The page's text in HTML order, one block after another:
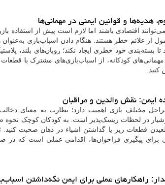
هدیه‌ها و قوانین ایمنی در مهمانی‌ها
اقتصادی باشند اما لازم است پیش از استفاده
از علائم خطر هستند. هنگام دادن اسباب‌بازی
تا بسته‌بندی خود خطری ایجاد نکند؛ روبان‌های بلند،
کودکانه، از اسباب‌بازی‌های مشترک با
کنید.
ایمن: نقش والدین و مراقبان
مختلف بازی اهمیت دارد؛ نظارت به معنای
در لحظات ریسک‌پذیر است. به کودکان کوچک نحوه
قطعات ریز یا گذاشتن اشیاء در دهان صحبت
برای پیگیری فراخوان‌ها، اقدامی عملی است که در
راهکارهای عملی برای ایمن نگه‌داشتن